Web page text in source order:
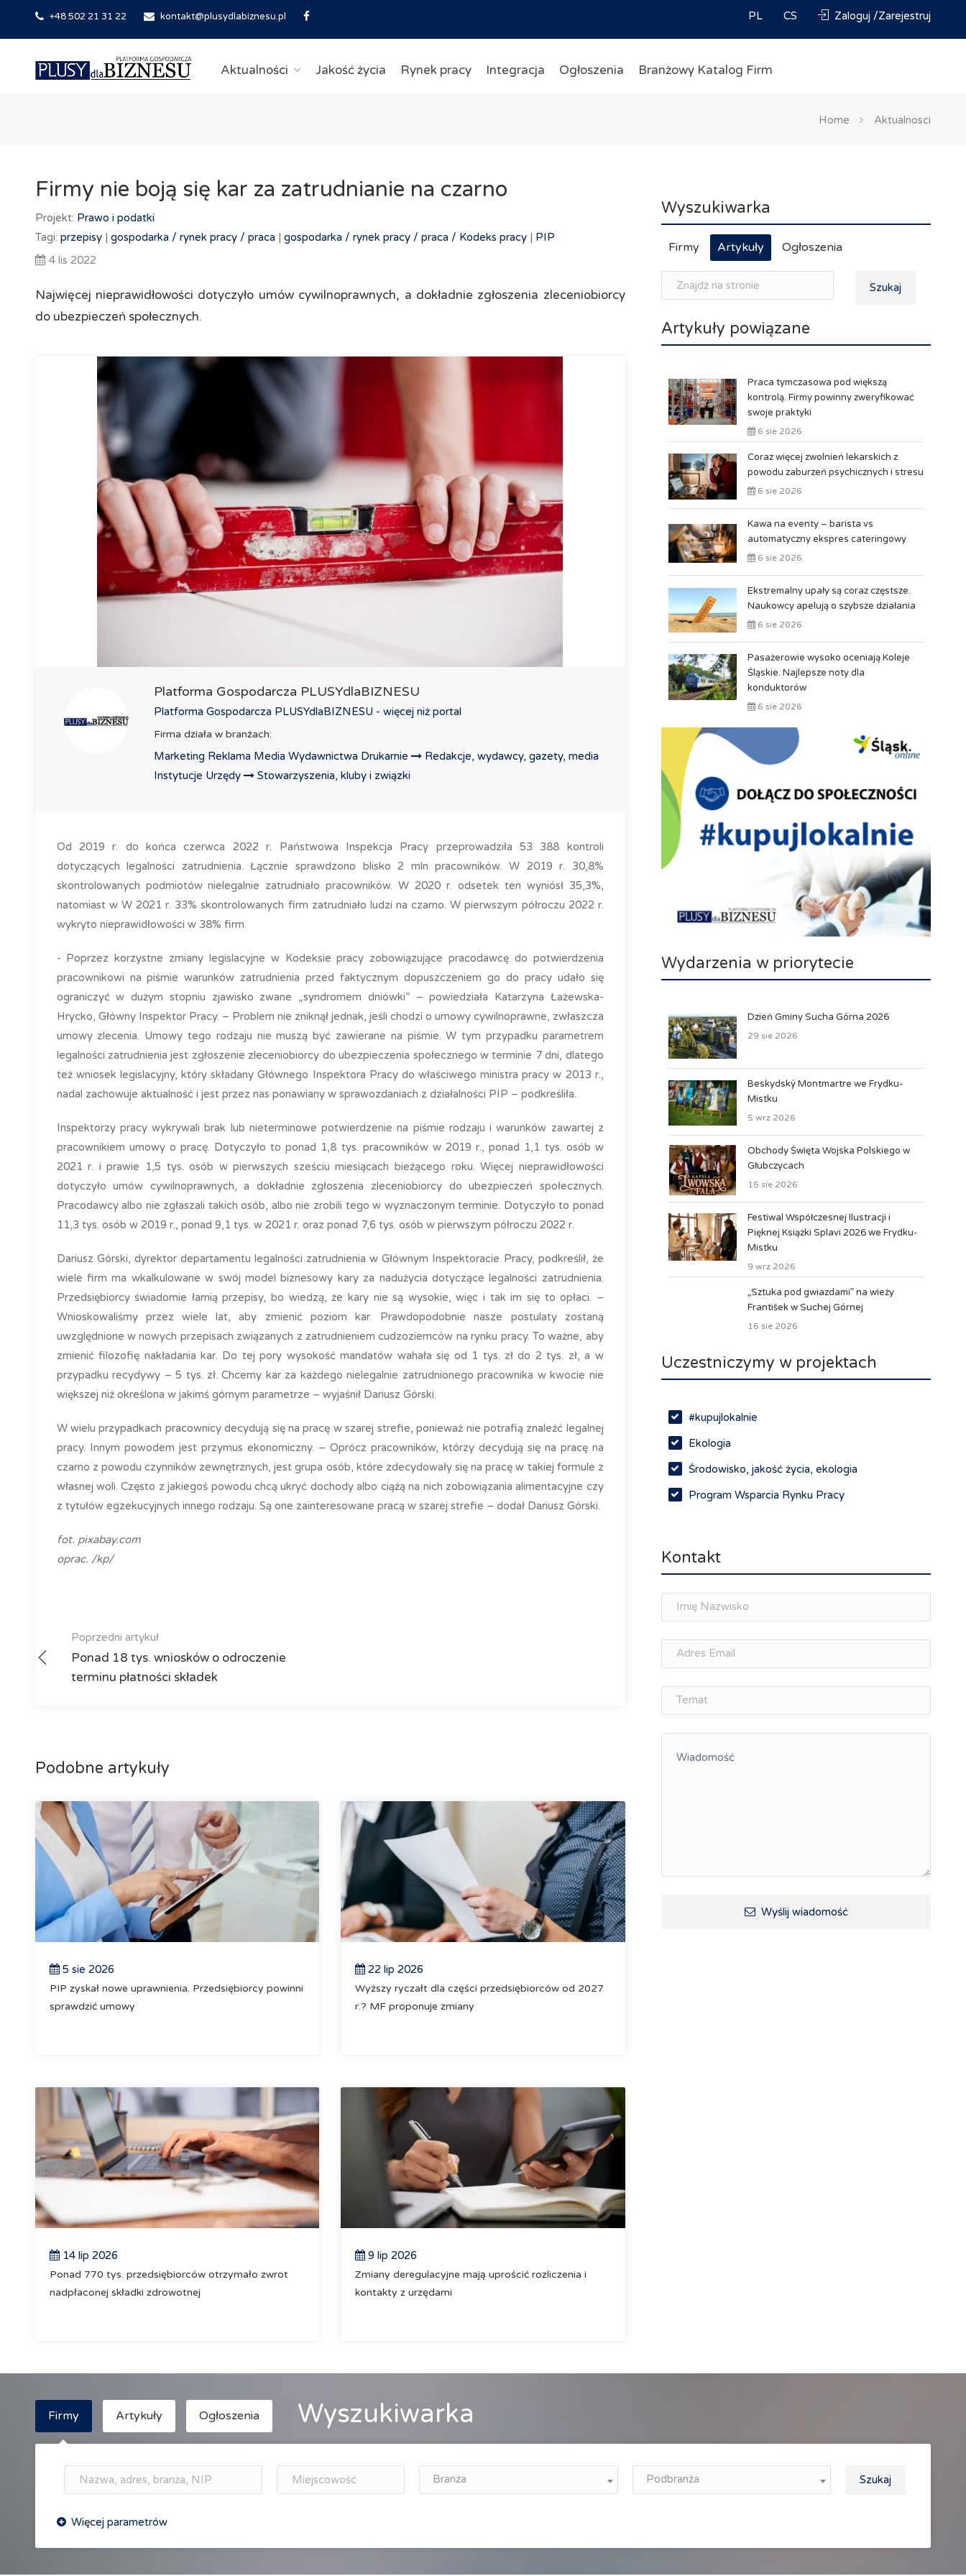
+48 502 21 31 22 kontakt@plusydlabiznesu.pl PL CS Zaloguj /Zarejestruj
Aktualności Jakość życia Rynek pracy Integracja Ogłoszenia Branżowy Katalog Firm
Home Aktualnosci
Firmy nie boją się kar za zatrudnianie na czarno
Projekt: Prawo i podatki
Tagi: przepisy | gospodarka / rynek pracy / praca | gospodarka / rynek pracy / praca / Kodeks pracy | PIP
4 lis 2022
Najwięcej nieprawidłowości dotyczyło umów cywilnoprawnych, a dokładnie zgłoszenia zleceniobiorcy
do ubezpieczeń społecznych.
Platforma Gospodarcza PLUSYdlaBIZNESU
Platforma Gospodarcza PLUSYdlaBIZNESU - więcej niż portal
Firma działa w branżach:
Marketing Reklama Media Wydawnictwa Drukarnie
Redakcje, wydawcy, gazety, media
Instytucje Urzędy
Stowarzyszenia, kluby i związki
Od 2019 r. do końca czerwca 2022 r. Państwowa Inspekcja Pracy przeprowadziła 53 388 kontroli
dotyczących legalności zatrudnienia. Łącznie sprawdzono blisko 2 mln pracowników. W 2019 r. 30,8%
skontrolowanych podmiotów nielegalnie zatrudniało pracowników. W 2020 r. odsetek ten wyniósł 35,3%,
natomiast w W 2021 r. 33% skontrolowanych firm zatrudniało ludzi na czarno. W pierwszym półroczu 2022 r.
wykryto nieprawidłowości w 38% firm.
- Poprzez korzystne zmiany legislacyjne w Kodeksie pracy zobowiązujące pracodawcę do potwierdzenia
pracownikowi na piśmie warunków zatrudnienia przed faktycznym dopuszczeniem go do pracy udało się
ograniczyć w dużym stopniu zjawisko zwane „syndromem dniówki” – powiedziała Katarzyna Łażewska-
Hrycko, Główny Inspektor Pracy. – Problem nie zniknął jednak, jeśli chodzi o umowy cywilnoprawne, zwłaszcza
umowy zlecenia. Umowy tego rodzaju nie muszą być zawierane na piśmie. W tym przypadku parametrem
legalności zatrudnienia jest zgłoszenie zleceniobiorcy do ubezpieczenia społecznego w terminie 7 dni, dlatego
też wniosek legislacyjny, który składany Głównego Inspektora Pracy do właściwego ministra pracy w 2013 r.,
nadal zachowuje aktualność i jest przez nas ponawiany w sprawozdaniach z działalności PIP – podkreśliła.
Inspektorzy pracy wykrywali brak lub nieterminowe potwierdzenie na piśmie rodzaju i warunków zawartej z
pracownikiem umowy o pracę. Dotyczyło to ponad 1,8 tys. pracowników w 2019 r., ponad 1,1 tys. osób w
2021 r. i prawie 1,5 tys. osób w pierwszych sześciu miesiącach bieżącego roku. Więcej nieprawidłowości
dotyczyło umów cywilnoprawnych, a dokładnie zgłoszenia zleceniobiorcy do ubezpieczeń społecznych.
Pracodawcy albo nie zgłaszali takich osób, albo nie zrobili tego w wyznaczonym terminie. Dotyczyło to ponad
11,3 tys. osób w 2019 r., ponad 9,1 tys. w 2021 r. oraz ponad 7,6 tys. osób w pierwszym półroczu 2022 r.
Dariusz Górski, dyrektor departamentu legalności zatrudnienia w Głównym Inspektoracie Pracy, podkreślił, że
wiele firm ma wkalkulowane w swój model biznesowy kary za nadużycia dotyczące legalności zatrudnienia.
Przedsiębiorcy świadomie łamią przepisy, bo wiedzą, że kary nie są wysokie, więc i tak im się to opłaci. –
Wnioskowaliśmy przez wiele lat, aby zmienić poziom kar. Prawdopodobnie nasze postulaty zostaną
uwzględnione w nowych przepisach związanych z zatrudnieniem cudzoziemców na rynku pracy. To ważne, aby
zmienić filozofię nakładania kar. Do tej pory wysokość mandatów wahała się od 1 tys. zł do 2 tys. zł, a w
przypadku recydywy – 5 tys. zł. Chcemy kar za każdego nielegalnie zatrudnionego pracownika w kwocie nie
większej niż określona w jakimś górnym parametrze – wyjaśnił Dariusz Górski.
W wielu przypadkach pracownicy decydują się na pracę w szarej strefie, ponieważ nie potrafią znaleźć legalnej
pracy. Innym powodem jest przymus ekonomiczny. – Oprócz pracowników, którzy decydują się na pracę na
czarno z powodu czynników zewnętrznych, jest grupa osób, które zdecydowały się na pracę w takiej formule z
własnej woli. Często z jakiegoś powodu chcą ukryć dochody albo ciążą na nich zobowiązania alimentacyjne czy
z tytułów egzekucyjnych innego rodzaju. Są one zainteresowane pracą w szarej strefie – dodał Dariusz Górski.
fot. pixabay.com
oprac. /kp/
Poprzedni artykuł
Ponad 18 tys. wniosków o odroczenie
terminu płatności składek
Podobne artykuły
5 sie 2026
PIP zyskał nowe uprawnienia. Przedsiębiorcy powinni
sprawdzić umowy
22 lip 2026
Wyższy ryczałt dla części przedsiębiorców od 2027
r.? MF proponuje zmiany
14 lip 2026
Ponad 770 tys. przedsiębiorców otrzymało zwrot
nadpłaconej składki zdrowotnej
9 lip 2026
Zmiany deregulacyjne mają uprościć rozliczenia i
kontakty z urzędami
Wyszukiwarka
Firmy Artykuły Ogłoszenia
Szukaj
Artykuły powiązane
Praca tymczasowa pod większą
kontrolą. Firmy powinny zweryfikować
swoje praktyki
6 sie 2026
Coraz więcej zwolnień lekarskich z
powodu zaburzeń psychicznych i stresu
6 sie 2026
Kawa na eventy – barista vs
automatyczny ekspres cateringowy
6 sie 2026
Ekstremalny upały są coraz częstsze.
Naukowcy apelują o szybsze działania
6 sie 2026
Pasażerowie wysoko oceniają Koleje
Śląskie. Najlepsze noty dla
konduktorów
6 sie 2026
Wydarzenia w priorytecie
Dzień Gminy Sucha Górna 2026
29 sie 2026
Beskydský Montmartre we Frydku-
Mistku
5 wrz 2026
Obchody Święta Wojska Polskiego w
Głubczycach
15 sie 2026
Festiwal Współczesnej Ilustracji i
Pięknej Książki Splavi 2026 we Frydku-
Mistku
9 wrz 2026
„Sztuka pod gwiazdami” na wieży
František w Suchej Górnej
16 sie 2026
Uczestniczymy w projektach
#kupujlokalnie
Ekologia
Środowisko, jakość życia, ekologia
Program Wsparcia Rynku Pracy
Spotkania branżowe
osobisty
Memorandum Gospodarcze PL-CZ
Śląskie Porozumienie Gospodarcze
ŚLĄSK.ONLINE
Integracja
Kontakt
Wyślij wiadomość
Firmy Artykuły Ogłoszenia Wyszukiwarka
Branża Podbranża Szukaj